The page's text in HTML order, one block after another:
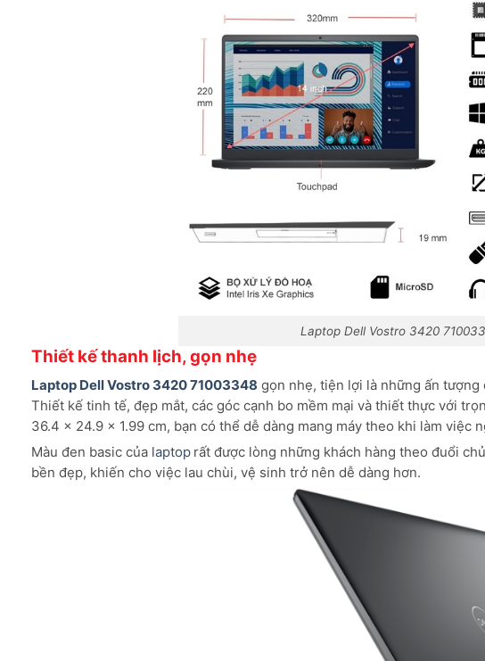
Laptop Dell Vostro 3420
Thiết kế thanh lịch, gọn nhẹ
Laptop Dell Vostro 3420 71003348 gọn nhẹ, tiện lợi là những ấn
Thiết kế tinh tế, đẹp mắt, các góc cạnh bo mềm mại và thiết thực với
36.4 x 24.9 x 1.99 cm, bạn có thể dễ dàng mang máy theo khi làm việc
Màu đen basic của laptop rất được lòng những khách hàng theo đuổi
bền đẹp, khiến cho việc lau chùi, vệ sinh trở nên dễ dàng hơn.